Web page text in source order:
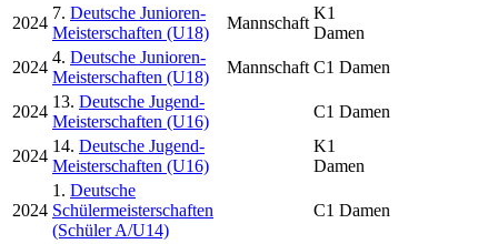
2024
7. Deutsche Junioren-
Meisterschaften (U18)
Mannschaft
K1
Damen
2024
4. Deutsche Junioren-
Meisterschaften (U18)
Mannschaft C1 Damen
2024
13. Deutsche Jugend-
Meisterschaften (U16)
C1 Damen
2024
14. Deutsche Jugend-
Meisterschaften (U16)
K1
Damen
2024
1. Deutsche
Schülermeisterschaften
(Schüler A/U14)
C1 Damen